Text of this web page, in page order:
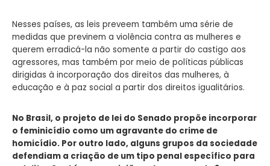
Nesses países, as leis preveem também uma série de
medidas que previnem a violência contra as mulheres e
querem erradicá-la não somente a partir do castigo aos
agressores, mas também por meio de políticas públicas
dirigidas à incorporação dos direitos das mulheres, à
educação e à paz social a partir dos direitos igualitários.
No Brasil, o projeto de lei do Senado propõe incorporar
o feminicídio como um agravante do crime de
homicídio. Por outro lado, alguns grupos da sociedade
defendiam a criação de um tipo penal específico para